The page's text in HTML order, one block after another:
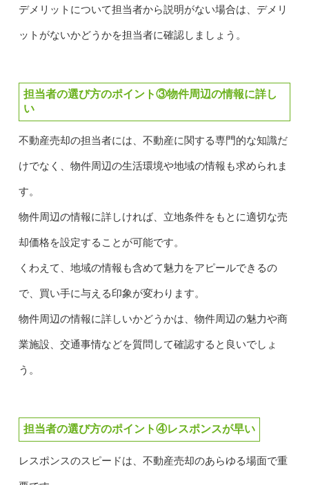
デメリットについて担当者から説明がない場合は、デメリ
ットがないかどうかを担当者に確認しましょう。
担当者の選び方のポイント③物件周辺の情報に詳し
い
不動産売却の担当者には、不動産に関する専門的な知識だ
けでなく、物件周辺の生活環境や地域の情報も求められま
す。
物件周辺の情報に詳しければ、立地条件をもとに適切な売
却価格を設定することが可能です。
くわえて、地域の情報も含めて魅力をアピールできるの
で、買い手に与える印象が変わります。
物件周辺の情報に詳しいかどうかは、物件周辺の魅力や商
業施設、交通事情などを質問して確認すると良いでしょ
う。
担当者の選び方のポイント④レスポンスが早い
レスポンスのスピードは、不動産売却のあらゆる場面で重